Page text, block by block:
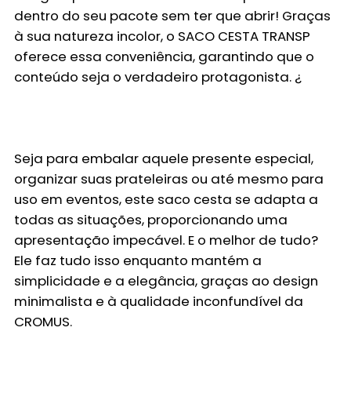
dentro do seu pacote sem ter que abrir! Graças
à sua natureza incolor, o SACO CESTA TRANSP
oferece essa conveniência, garantindo que o
conteúdo seja o verdadeiro protagonista. ¿
Seja para embalar aquele presente especial,
organizar suas prateleiras ou até mesmo para
uso em eventos, este saco cesta se adapta a
todas as situações, proporcionando uma
apresentação impecável. E o melhor de tudo?
Ele faz tudo isso enquanto mantém a
simplicidade e a elegância, graças ao design
minimalista e à qualidade inconfundível da
CROMUS.